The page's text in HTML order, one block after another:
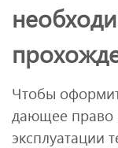
Чтобы
дающее право
эксплуатации